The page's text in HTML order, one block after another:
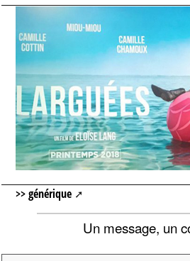
>> générique
Un message, un